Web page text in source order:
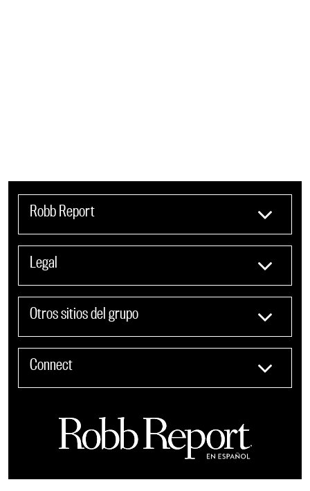
Robb Report
Legal
Otros sitios del grupo
Connect